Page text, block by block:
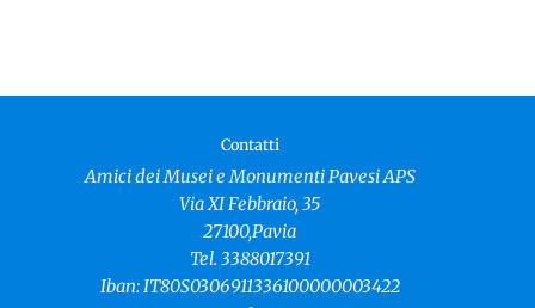
Contatti
Amici dei Musei e Monumenti Pavesi APS
Via XI Febbraio, 35
27100,Pavia
Tel. 3388017391
Iban: IT80S0306911336100000003422